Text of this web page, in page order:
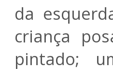
da
criança
pintado;